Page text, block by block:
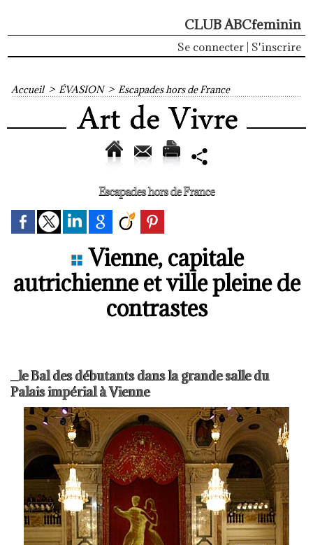
CLUB ABCfeminin
Se connecter S'inscrire
Accueil > ÉVASION > Escapades hors de France
Escapades hors de France
Vienne, capitale
autrichienne et ville pleine de
contrastes
_le Bal des débutants dans la grande salle du
Palais impérial à Vienne